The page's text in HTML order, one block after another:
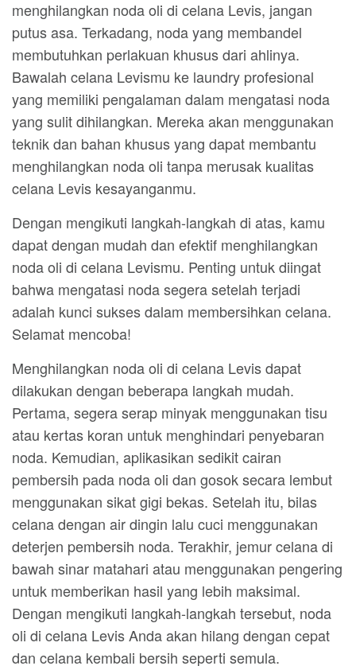
menghilangkan noda oli di celana Levis, jangan
putus asa. Terkadang, noda yang membandel
membutuhkan perlakuan khusus dari ahlinya.
Bawalah celana Levismu ke laundry profesional
yang memiliki pengalaman dalam mengatasi noda
yang sulit dihilangkan. Mereka akan menggunakan
teknik dan bahan khusus yang dapat membantu
menghilangkan noda oli tanpa merusak kualitas
celana Levis kesayanganmu.
Dengan mengikuti langkah-langkah di atas, kamu
dapat dengan mudah dan efektif menghilangkan
noda oli di celana Levismu. Penting untuk diingat
bahwa mengatasi noda segera setelah terjadi
adalah kunci sukses dalam membersihkan celana.
Selamat mencoba!
Menghilangkan noda oli di celana Levis dapat
dilakukan dengan beberapa langkah mudah.
Pertama, segera serap minyak menggunakan tisu
atau kertas koran untuk menghindari penyebaran
noda. Kemudian, aplikasikan sedikit cairan
pembersih pada noda oli dan gosok secara lembut
menggunakan sikat gigi bekas. Setelah itu, bilas
celana dengan air dingin lalu cuci menggunakan
deterjen pembersih noda. Terakhir, jemur celana di
bawah sinar matahari atau menggunakan pengering
untuk memberikan hasil yang lebih maksimal.
Dengan mengikuti langkah-langkah tersebut, noda
oli di celana Levis Anda akan hilang dengan cepat
dan celana kembali bersih seperti semula.